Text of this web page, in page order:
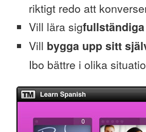
riktigt redo att
Vill lära sig
Vill bygga upp sitt
Ibo bättre i olika